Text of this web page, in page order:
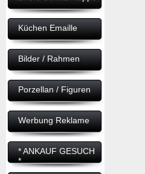
Küchen Emaille
Bilder / Rahmen
Porzellan / Figuren
Werbung Reklame
* ANKAUF GESUCH
*